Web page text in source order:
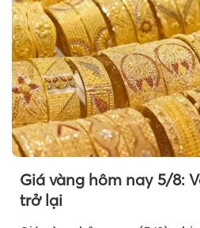
Giá vàng hôm nay 5/8:
trở lại